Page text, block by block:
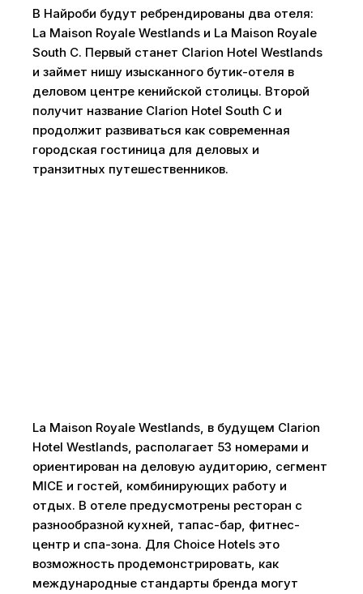
В Найроби будут ребрендированы два отеля:
La Maison Royale Westlands и La Maison Royale
South C. Первый станет Clarion Hotel Westlands
и займет нишу изысканного бутик-отеля в
деловом центре кенийской столицы. Второй
получит название Clarion Hotel South C и
продолжит развиваться как современная
городская гостиница для деловых и
транзитных путешественников.
La Maison Royale Westlands, в будущем Clarion
Hotel Westlands, располагает 53 номерами и
ориентирован на деловую аудиторию, сегмент
MICE и гостей, комбинирующих работу и
отдых. В отеле предусмотрены ресторан с
разнообразной кухней, тапас-бар, фитнес-
центр и спа-зона. Для Choice Hotels это
возможность продемонстрировать, как
международные стандарты бренда могут